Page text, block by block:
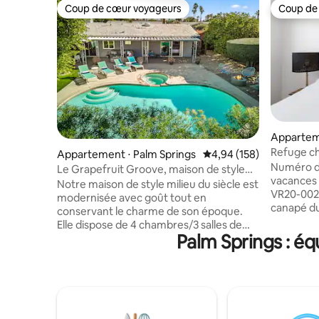
Coup de cœur voyageurs
Coup de cœur voyageurs
Appartement ⋅ Palm Springs Évaluation moyenne
4,94 (158)
Le Grapefruit Groove, maison de style
MCM et Casita
Notre maison de style milieu du siècle est
modernisée avec goût tout en
conservant le charme de son époque.
Elle dispose de 4 chambres/3 salles de
bain (1 suite parentale dans la maison
principale, 1 dans une casita séparée). Le
Coup
Coup
prings
Refuge
Cuisine
Numéro
VR20-0028 Détendez-vous
canapé
fausses
grande
raison
Palm Springs :